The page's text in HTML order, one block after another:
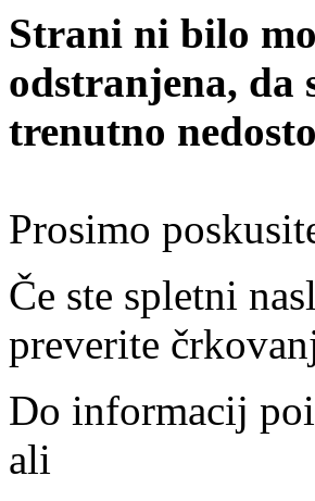
Strani ni bilo
odstranjena, da
trenutno
Prosimo
Če ste spletni
preverite
Do informacij
ali